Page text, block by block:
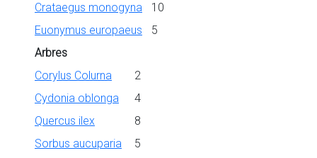
Crataegus monogyna
10
Euonymus europaeus
5
Arbres
Corylus Colurna
2
Cydonia oblonga
4
Quercus ilex
8
Sorbus aucuparia
5